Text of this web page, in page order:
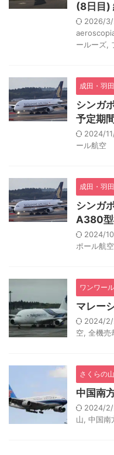
(8日目)
2026/
ールーズ
成田・羽
シンガ
予定期
2024/
ール航空
成田・羽
シンガ
A380型
2024/
ポール航空
ワンワー
マレー
2024/
空 全機売
さくらの
中国南
2024/
山 中国南